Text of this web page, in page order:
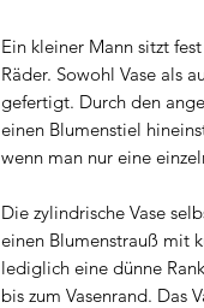
Ein kleiner Mann sitzt
Räder. Sowohl Vase als
gefertigt. Durch den
einen Blumenstiel
wenn man nur eine
Die zylindrische Vase
einen Blumenstrauß mit
lediglich eine dünne
bis zum Vasenrand. Das